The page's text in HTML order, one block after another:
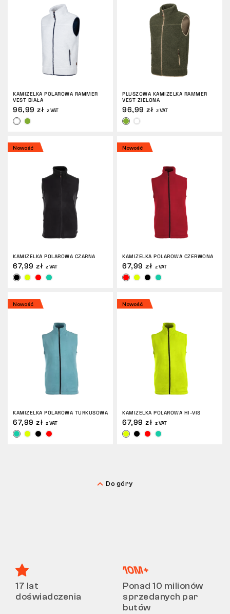
Tactical
WSZYSTKO O ZAKUPACH
O NAS
ARTYKUŁY
LABORATORIUM BENNON
SKLEP Z BISTRO
KONTAKT
KAMIZELKA POLAROWA RAMMER
VEST BIAŁA
96,99 zł z VAT
PLUSZOWA KAMIZELKA RAMMER
VEST ZIELONA
96,99 zł z VAT
Nowość
KAMIZELKA POLAROWA CZARNA
67,99 zł z VAT
Nowość
KAMIZELKA POLAROWA CZERWONA
67,99 zł z VAT
Nowość
KAMIZELKA POLAROWA TURKUSOWA
67,99 zł z VAT
Nowość
KAMIZELKA POLAROWA HI-VIS
67,99 zł z VAT
Do góry
17 lat
doświadczenia
Ponad 10 milionów
sprzedanych par
butów